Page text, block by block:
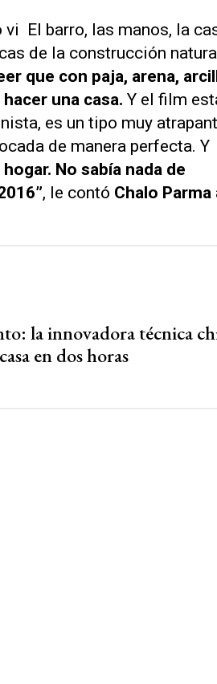
vi El barro, las manos, la
de la construcción
que con paja, arena,
una casa. Y el film
es un tipo muy
de manera perfecta. Y
No sabía nada de
, le contó Chalo Parma
la innovadora técnica
en dos horas